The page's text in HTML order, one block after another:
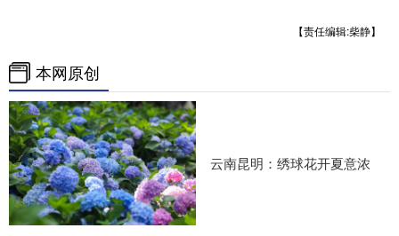
【责任编辑:柴静】
本网原创
云南昆明：绣球花开夏意浓